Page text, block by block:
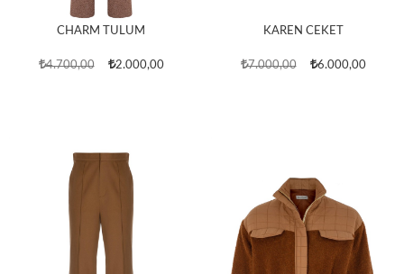
CHARM TULUM
4.700,00 2.000,00
KAREN CEKET
7.000,00 6.000,00